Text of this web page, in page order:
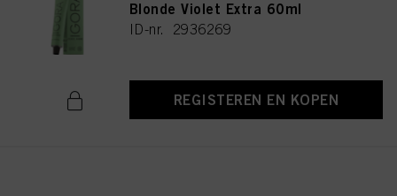
Blonde Violet Extra 60ml
ID-nr. 2936269
REGISTEREN EN KOPEN